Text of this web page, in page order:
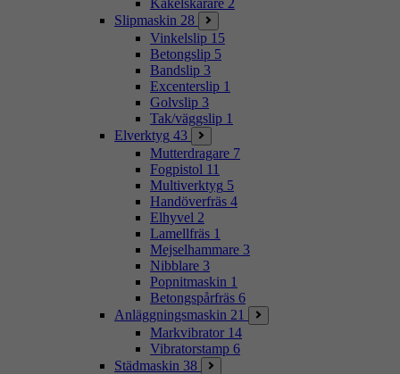
Slipmaskin 28
Vinkelslip 15
Betongslip 5
Bandslip 3
Excenterslip 1
Golvslip 3
Tak/väggslip 1
Elverktyg 43
Mutterdragare 7
Fogpistol 11
Multiverktyg 5
Handöverfräs 4
Elhyvel 2
Lamellfräs 1
Mejselhammare 3
Nibblare 3
Popnitmaskin 1
Betongspårfräs 6
Anläggningsmaskin 21
Markvibrator 14
Vibratorstamp 6
Städmaskin 38